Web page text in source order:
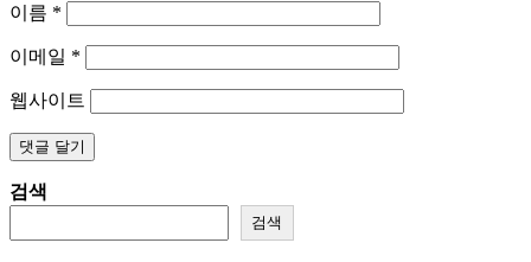
이름 *
이메일 *
웹사이트
검색
검색